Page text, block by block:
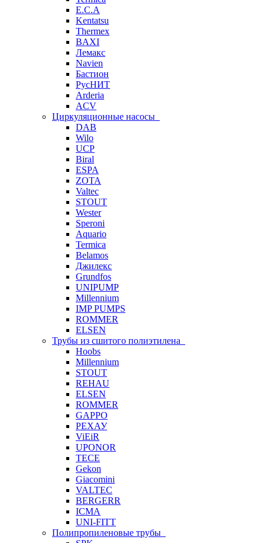
E.C.A
Kentatsu
Thermex
BAXI
Лемакс
Navien
Бастион
РусНИТ
Arderia
ACV
Циркуляционные насосы
DAB
Wilo
UCP
Biral
ESPA
ZOTA
Valtec
STOUT
Wester
Speroni
Aquario
Termica
Belamos
Джилекс
Grundfos
UNIPUMP
Millennium
IMP PUMPS
ROMMER
ELSEN
Трубы из сшитого полиэтилена
Hoobs
Millennium
STOUT
REHAU
ELSEN
ROMMER
GAPPO
РЕХАУ
ViEiR
UPONOR
TECE
Gekon
Giacomini
VALTEC
BERGERR
ICMA
UNI-FITT
Полипропиленовые трубы